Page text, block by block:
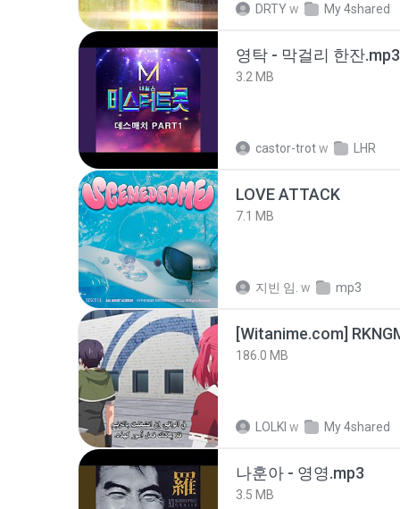
DRTYw My 4shared
영탁 - 막걸리 한잔.mp3
3.2 MB
castor-trotw LHR
LOVE ATTACK
7.1 MB
지빈 임. w mp3
186.0 MB
LOLKI w My 4shared
나훈아 - 영영.mp3
3.5 MB